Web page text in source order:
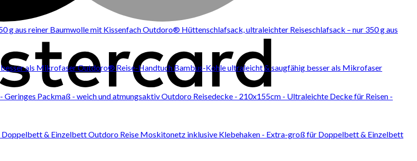
Outdoro® Hüttenschlafsack, ultraleichter Reiseschlafsack – nur 350 g aus
Outdoro® Reise-Handtuch Bambus-Kohle ultraleicht & saugfähig besser als Mikrofaser
Outdoro Reisedecke - 210x155cm - Ultraleichte Decke für Reisen -
Outdoro Reise Moskitonetz inklusive Klebehaken - Extra-groß für Doppelbett & Einzelbett